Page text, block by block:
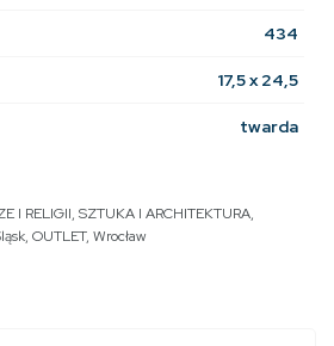
434
17,5 x 24,5
twarda
I RELIGII, SZTUKA I ARCHITEKTURA,
, OUTLET, Wrocław